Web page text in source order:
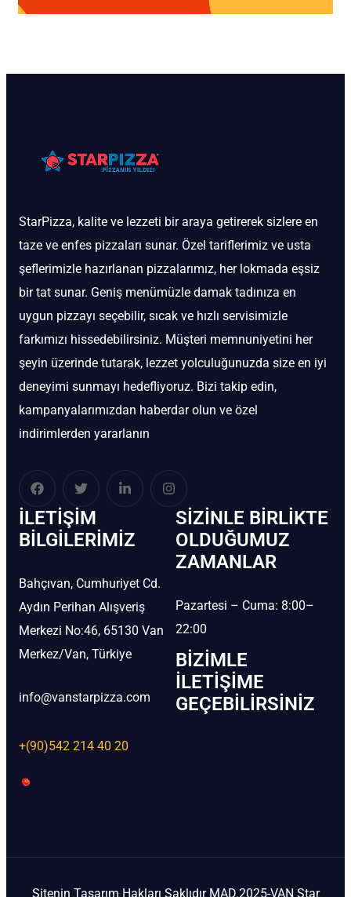
StarPizza, kalite ve lezzeti bir araya getirerek sizlere en
taze ve enfes pizzaları sunar. Özel tariflerimiz ve usta
şeflerimizle hazırlanan pizzalarımız, her lokmada eşsiz
bir tat sunar. Geniş menümüzle damak tadınıza en
uygun pizzayı seçebilir, sıcak ve hızlı servisimizle
farkımızı hissedebilirsiniz. Müşteri memnuniyetini her
şeyin üzerinde tutarak, lezzet yolculuğunuzda size en iyi
deneyimi sunmayı hedefliyoruz. Bizi takip edin,
kampanyalarımızdan haberdar olun ve özel
indirimlerden yararlanın
İLETIŞIM
BİLGILERIMIZ
Bahçıvan, Cumhuriyet Cd.
Aydın Perihan Alışveriş
Merkezi No:46, 65130 Van
Merkez/Van, Türkiye
info@vanstarpizza.com
+(90)542 214 40 20
SIZINLE BIRLIKTE
OLDUĞUMUZ
ZAMANLAR
Pazartesi – Cuma: 8:00–
22:00
BIZIMLE
İLETIŞIME
GEÇEBILIRSINIZ
Sitenin Tasarım Hakları Saklıdır MAD.2025-VAN Star